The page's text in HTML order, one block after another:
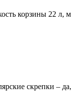
корзины 22 л,
скрепки –